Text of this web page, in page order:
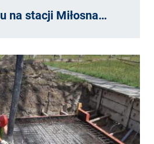
na stacji Miłosna…